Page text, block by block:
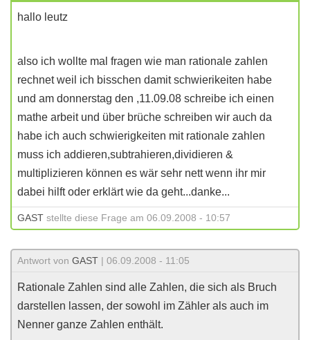
hallo leutz
also ich wollte mal fragen wie man rationale zahlen
rechnet weil ich bisschen damit schwierikeiten habe
und am donnerstag den ,11.09.08 schreibe ich einen
mathe arbeit und über brüche schreiben wir auch da
habe ich auch schwierigkeiten mit rationale zahlen
muss ich addieren,subtrahieren,dividieren &
multiplizieren können es wär sehr nett wenn ihr mir
dabei hilft oder erklärt wie da geht...danke...
GAST stellte diese Frage am 06.09.2008 - 10:57
Antwort von GAST | 06.09.2008 - 11:05
Rationale Zahlen sind alle Zahlen, die sich als Bruch
darstellen lassen, der sowohl im Zähler als auch im
Nenner ganze Zahlen enthält.